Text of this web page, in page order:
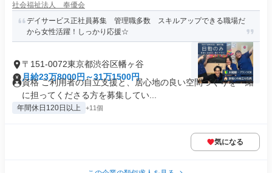
社会福祉法人 奉優会
デイサービス正社員募集 管理職多数 スキルアップできる職場だ
から女性活躍！しっかり応援☆
〒151-0072東京都渋谷区幡ヶ谷
月給23万8000円～31万1500円
資格 ご利用者の自立支援と、居心地の良い空間づくりを一緒
に担ってくださる方を募集してい...
年間休日120日以上 +11個
気になる